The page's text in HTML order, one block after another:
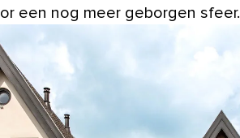
een nog meer geborgen sfeer.